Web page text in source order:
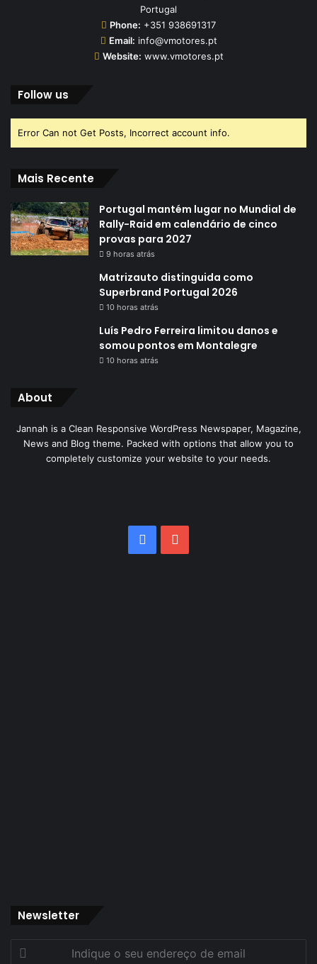
Portugal
Phone: +351 938691317
Email: info@vmotores.pt
Website: www.vmotores.pt
Follow us
Error Can not Get Posts, Incorrect account info.
Mais Recente
Portugal mantém lugar no Mundial de
Rally-Raid em calendário de cinco
provas para 2027
9 horas atrás
Matrizauto distinguida como
Superbrand Portugal 2026
10 horas atrás
Luís Pedro Ferreira limitou danos e
somou pontos em Montalegre
10 horas atrás
About
Jannah is a Clean Responsive WordPress Newspaper, Magazine,
News and Blog theme. Packed with options that allow you to
completely customize your website to your needs.
Facebook
Newsletter